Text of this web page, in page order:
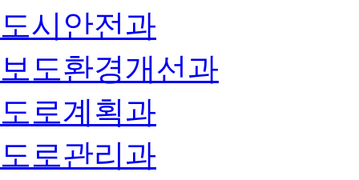
도시안전과
보도환경개선과
도로계획과
도로관리과